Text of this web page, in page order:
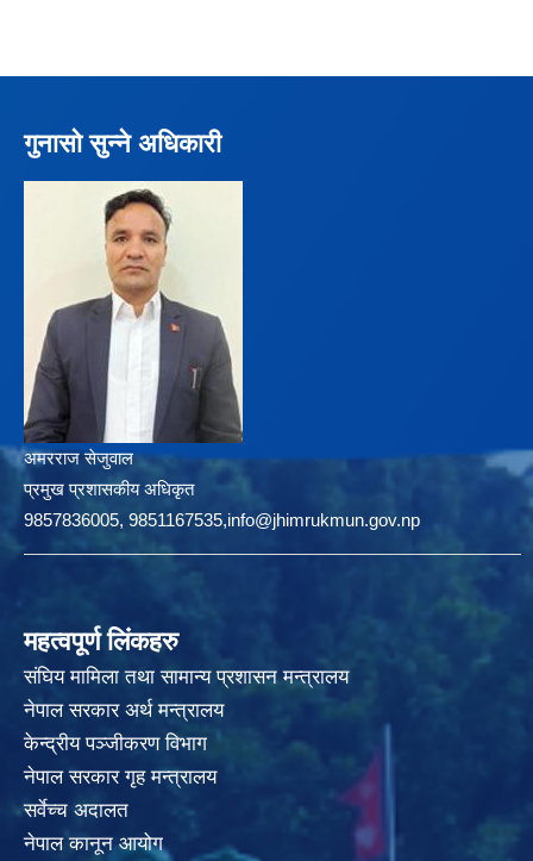
गुनासो सुन्ने अधिकारी
अमरराज सेजुवाल
प्रमुख प्रशासकीय अधिकृत
9857836005, 9851167535,info@jhimrukmun.gov.np
महत्वपूर्ण लिंकहरु
संघिय मामिला तथा सामान्य प्रशासन मन्त्रालय
नेपाल सरकार अर्थ मन्त्रालय
केन्द्रीय पञ्जीकरण विभाग
नेपाल सरकार गृह मन्त्रालय
सर्वेच्च अदालत
नेपाल कानून आयोग